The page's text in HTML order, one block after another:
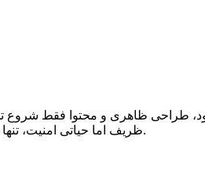
طراحی ظاهری و محتوا فقط شروع
ظریف اما حیاتی امنیت، تنها سد در برابر هکرها نیست؛ بلکه پایه‌ای از اعتماد می‌سازد، ارزی که در دنیای دیجیتال پرشک و تردید امروز، ارزش واقعی دارد.